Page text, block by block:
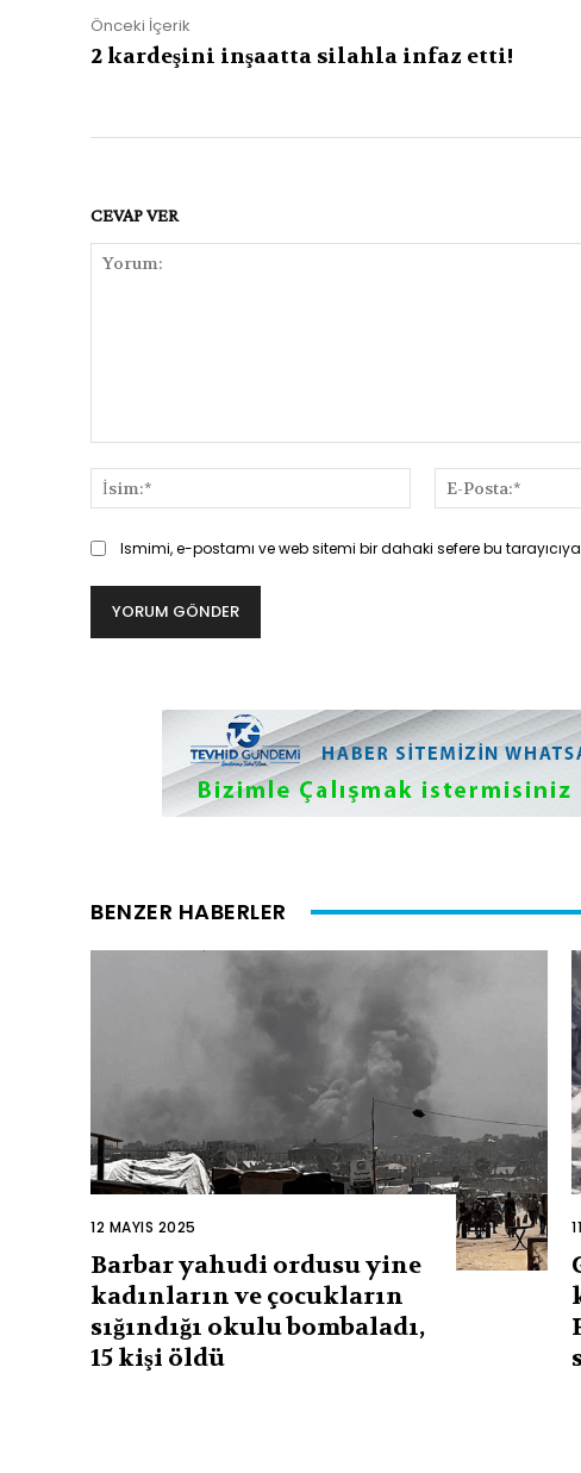
Önceki İçerik
2 kardeşini inşaatta silahla infaz etti!
CEVAP VER
İsim:*
Ismimi, e-postamı ve web sitemi bir dahaki sefere bu
BENZER HABERLER
12 MAYIS 2025
Barbar yahudi ordusu yine
kadınların ve çocukların
sığındığı okulu bombaladı,
15 kişi öldü